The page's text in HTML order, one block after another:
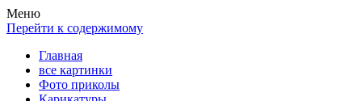
Весела хата — прикольные картинки, смешные истории,
клипы!
Покажем всем ваши фото приколы, карикатуры, шаржи, стихи,
рассказы, видео и песни!
Меню
Перейти к содержимому
Главная
все картинки
Фото приколы